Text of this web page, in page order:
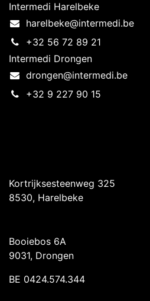
Intermedi Harelbeke
harelbeke@intermedi.be
+32 56 72 89 21
Intermedi Drongen
drongen@intermedi.be
+32 9 227 90 15
Kortrijksesteenweg 325
8530, Harelbeke
Booiebos 6A
9031, Drongen
BE 0424.574.344